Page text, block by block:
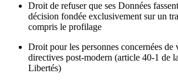
Droit de refuser que ses Données
décision fondée exclusivement sur un
compris le profilage
Droit pour les personnes concernées de
directives post-modern (article 40-1 de
Libertés)